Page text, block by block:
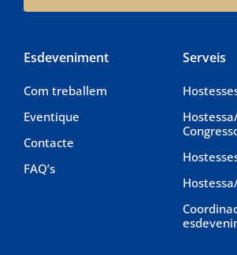
Esdeveniment
Com treballem
Eventique
Contacte
FAQ’s
Serveis